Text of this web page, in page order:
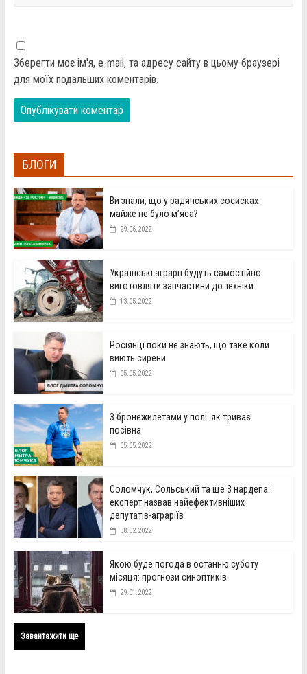
Зберегти моє ім'я, e-mail, та адресу сайту в цьому браузері
для моїх подальших коментарів.
БЛОГИ
Ви знали, що у радянських сосисках
майже не було м’яса?
29.06.2022
Українські аграрії будуть самостійно
виготовляти запчастини до техніки
13.05.2022
Росіянці поки не знають, що таке коли
виють сирени
05.05.2022
З бронежилетами у полі: як триває
посівна
05.05.2022
Соломчук, Сольський та ще 3 нардепа:
експерт назвав найефективніших
депутатів-аграріїв
08.02.2022
Якою буде погода в останню суботу
місяця: прогнози синоптиків
29.01.2022
Завантажити ще